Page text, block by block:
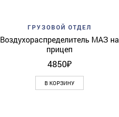
Add to wishlist Quick View
ГРУЗОВОЙ ОТДЕЛ
Воздухораспределитель МАЗ на
прицеп
4850₽
В КОРЗИНУ